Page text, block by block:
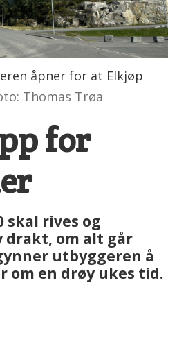
åpner for at Elkjøp
Thomas Trøa
for
skal rives og
drakt, om alt går
utbyggeren å
om en drøy ukes tid.